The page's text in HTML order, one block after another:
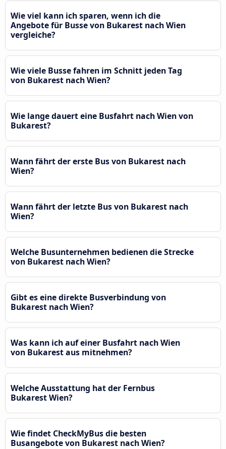
Wie viel kann ich sparen, wenn ich die
Angebote für Busse von Bukarest nach Wien
vergleiche?
Wie viele Busse fahren im Schnitt jeden Tag
von Bukarest nach Wien?
Wie lange dauert eine Busfahrt nach Wien von
Bukarest?
Wann fährt der erste Bus von Bukarest nach
Wien?
Wann fährt der letzte Bus von Bukarest nach
Wien?
Welche Busunternehmen bedienen die Strecke
von Bukarest nach Wien?
Gibt es eine direkte Busverbindung von
Bukarest nach Wien?
Was kann ich auf einer Busfahrt nach Wien
von Bukarest aus mitnehmen?
Welche Ausstattung hat der Fernbus
Bukarest Wien?
Wie findet CheckMyBus die besten
Busangebote von Bukarest nach Wien?